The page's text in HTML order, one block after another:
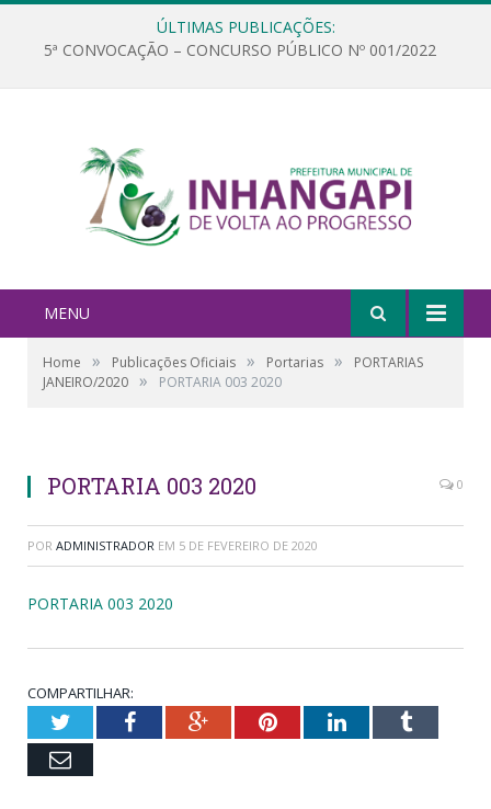
ÚLTIMAS PUBLICAÇÕES:
5ª CONVOCAÇÃO – CONCURSO PÚBLICO Nº 001/2022
MENU
Home » Publicações Oficiais » Portarias »
PORTARIAS
JANEIRO/2020 » PORTARIA 003 2020
PORTARIA 003 2020 0
POR ADMINISTRADOR EM 5 DE FEVEREIRO DE 2020
PORTARIA 003 2020
COMPARTILHAR:
TwitterFacebookGoogle+PinterestLinkedInTumblr
Email